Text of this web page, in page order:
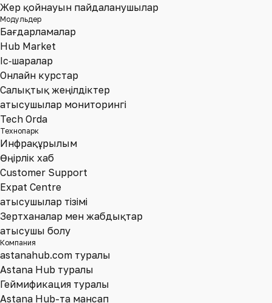
Жер қойнауын пайдаланушылар
Модульдер
Бағдарламалар
Hub Market
Іс‑шаралар
Онлайн курстар
Салықтық жеңілдіктер
Қатысушылар мониторингі
Tech Orda
Технопарк
Инфрақұрылым
Өңірлік хаб
Customer Support
Expat Centre
Қатысушылар тізімі
Зертханалар мен жабдықтар
Қатысушы болу
Компания
astanahub.com туралы
Astana Hub туралы
Геймификация туралы
Astana Hub-та мансап